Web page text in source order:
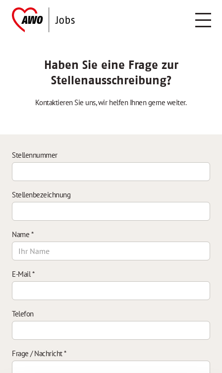
Haben Sie eine Frage zur
Stellenausschreibung?
Kontaktieren Sie uns, wir helfen Ihnen gerne weiter.
Stellennummer
Stellenbezeichnung
Name *
E-Mail*
Telefon
Frage / Nachricht*